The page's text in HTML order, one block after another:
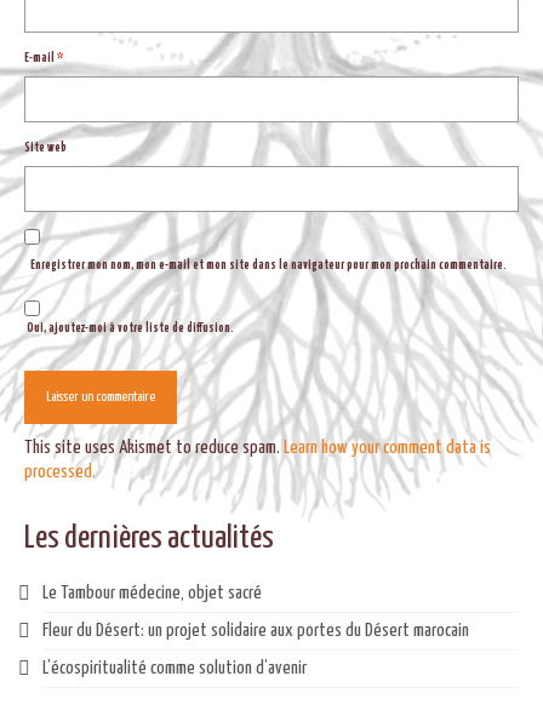
E-mail *
Site web
Enregistrer mon nom, mon e-mail et mon site dans le navigateur pour mon prochain commentaire.
Oui, ajoutez-moi à votre liste de diffusion.
This site uses Akismet to reduce spam. Learn how your comment data is
processed.
Les dernières actualités
Le Tambour médecine, objet sacré
Fleur du Désert: un projet solidaire aux portes du Désert marocain
L’écospiritualité comme solution d’avenir